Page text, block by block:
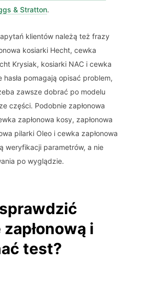
& Stratton.
klientów należą też frazy
kosiarki Hecht, cewka
Krysiak, kosiarki NAC i cewka
hasła pomagają opisać problem,
zawsze dobrać po modelu
części. Podobnie zapłonowa
zapłonowa kosy, zapłonowa
pilarki Oleo i cewka zapłonowa
weryfikacji parametrów, a nie
po wyglądzie.
i
test?